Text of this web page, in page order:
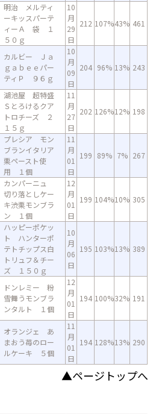
明治 メルティ
ーキッスパーテ
ィーＡ 袋 １
５０ｇ
10
月
29
日
212 107%43% 461
カルビー Ｊａ
ｇａｂｅｅパー
ティＰ ９６ｇ
10
月
09
日
204 96% 13% 243
湖池屋 超特盛
Ｓとろけるクア
トロチーズ ２
１５ｇ
11
月
27
日
202 126%12% 198
プレシア モン
ブランイタリア
栗ペースト使
用 １個
11
月
01
日
199 89% 7% 267
カンパーニュ
切り落としケー
キ渋栗モンブラ
ン １個
12
月
01
日
199 104%10% 305
ハッピーポケッ
ト ハンターポ
テトチップス白
トリュフ＆チー
ズ １５０ｇ
10
月
06
日
195 103%13% 389
ドンレミー 粉
雪舞うモンブラ
ンタルト １個
12
月
01
日
194 100%32% 191
オランジェ あ
まおう苺のロー
ルケーキ ５個
11
月
01
日
194 128%13% 290
▲ページトップへ